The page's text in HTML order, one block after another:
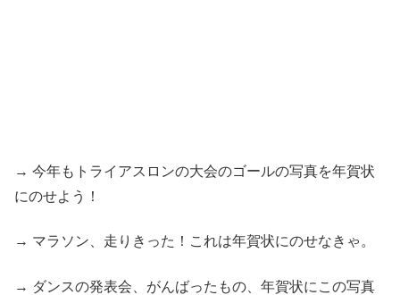
→ 今年もトライアスロンの大会のゴールの写真を年賀状
にのせよう！
→ マラソン、走りきった！これは年賀状にのせなきゃ。
→ ダンスの発表会、がんばったもの、年賀状にこの写真